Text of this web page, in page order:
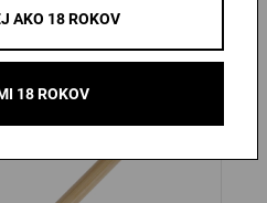
od Pilsner Urquell
AKO 18 ROKOV
18 ROKOV